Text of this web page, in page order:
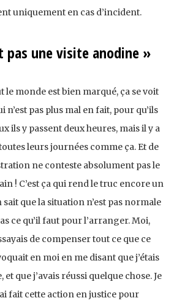
uniquement en cas d’incident.
pas une visite anodine »
le monde est bien marqué, ça se voit
pas plus mal en fait, pour qu’ils
ils y passent deux heures, mais il y a
leurs journées comme ça. Et de
ne conteste absolument pas le
! C’est ça qui rend le truc encore un
que la situation n’est pas normale
ce qu’il faut pour l’arranger. Moi,
de compenser tout ce que ce
en moi en me disant que j’étais
que j’avais réussi quelque chose. Je
fait cette action en justice pour